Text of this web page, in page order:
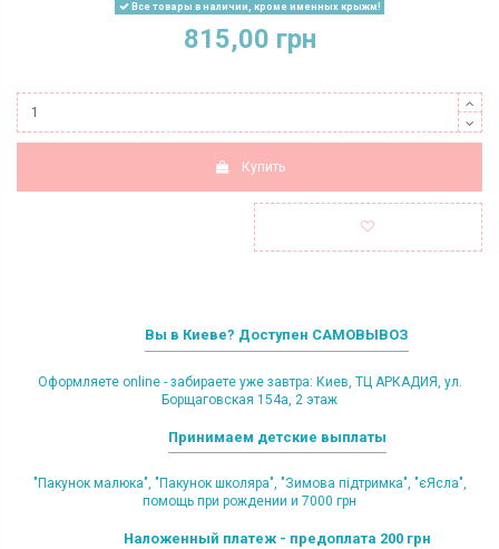
Все товары в наличии, кроме именных крыжм!
815,00 грн
Купить
Вы в Киеве? Доступен САМОВЫВОЗ
Оформляете online - забираете уже завтра: Киев, ТЦ АРКАДИЯ, ул.
Борщаговская 154а, 2 этаж
Принимаем детские выплаты
"Пакунок малюка", "Пакунок школяра", "Зимова підтримка", "єЯсла",
помощь при рождении и 7000 грн
Наложенный платеж - предоплата 200 грн